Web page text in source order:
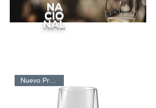
NA
CIO
NAL
Nuevo Producto